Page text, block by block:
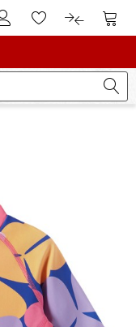
Al conto clienteAlla lista
Al Al